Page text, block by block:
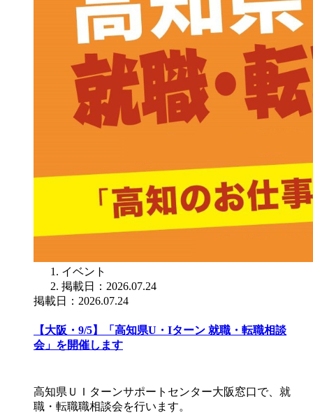
イベント
掲載日：2026.07.24
掲載日：2026.07.24
【大阪・9/5】「高知県U・Iターン 就職・転職相談
会」を開催します
高知県ＵＩターンサポートセンター大阪窓口で、就
職・転職職相談会を行います。